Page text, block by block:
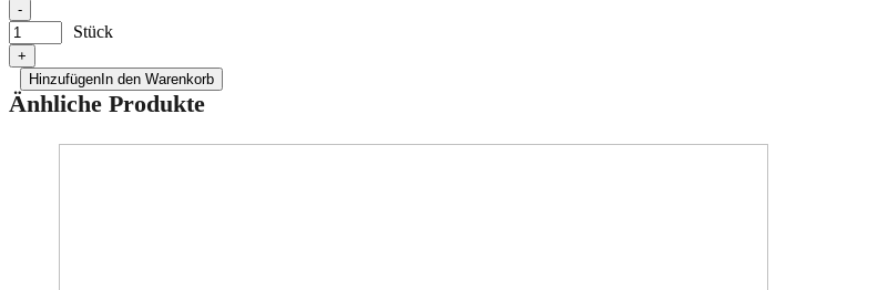
-
Stück
+
Hinzufügen In den Warenkorb
Änhliche Produkte